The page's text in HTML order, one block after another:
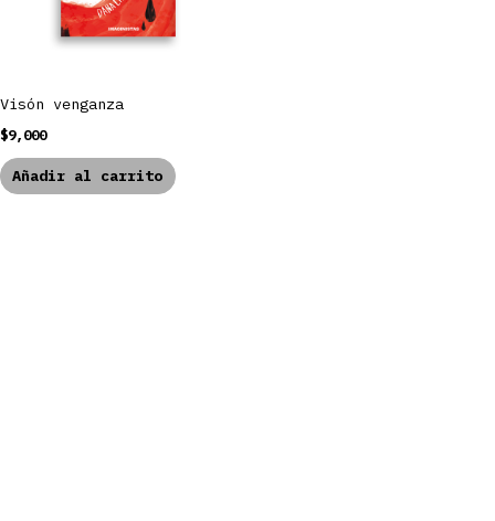
Visón venganza
$9,000
Añadir al carrito